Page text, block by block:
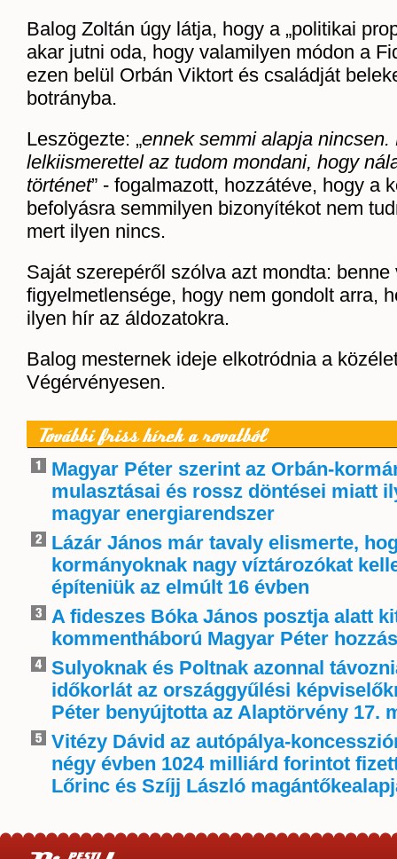
Balog Zoltán úgy látja, hogy a „politikai
akar jutni oda, hogy valamilyen módon a
ezen belül Orbán Viktort és családját
botrányba.
Leszögezte: „ennek semmi alapja nincsen.
lelkiismerettel az tudom mondani, hogy
történet” - fogalmazott, hozzátéve, hogy a
befolyásra semmilyen bizonyítékot nem
mert ilyen nincs.
Saját szerepéről szólva azt mondta: benne
figyelmetlensége, hogy nem gondolt arra,
ilyen hír az áldozatokra.
Balog mesternek ideje elkotródnia a
Végérvényesen.
További friss hírek a rovatból
Magyar Péter szerint az Orbán-
mulasztásai és rossz döntései miatt
magyar energiarendszer
Lázár János már tavaly elismerte,
kormányoknak nagy víztározókat
építeniük az elmúlt 16 évben
A fideszes Bóka János posztja alatt
kommentháború Magyar Péter
Sulyoknak és Poltnak azonnal
időkorlát az országgyűlési
Péter benyújtotta az Alaptörvény 17.
Vitézy Dávid az autópálya-
négy évben 1024 milliárd forintot
Lőrinc és Szíjj László